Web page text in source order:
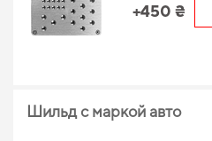
+450 ₴
Шильд с маркой авто